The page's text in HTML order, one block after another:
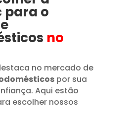
para o
no
no mercado de
por sua
Aqui estão
escolher nossos